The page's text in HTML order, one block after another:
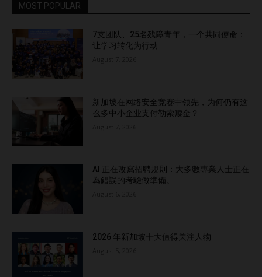
MOST POPULAR
7支团队、25名残障青年，一个共同使命：
让学习转化为行动
新加坡在网络安全竞赛中领先，为何仍有这
么多中小企业支付勒索赎金？
AI 正在改寫招聘規則：大多數專業人士正在
為錯誤的考驗做準備。
2026 年新加坡十大值得关注人物